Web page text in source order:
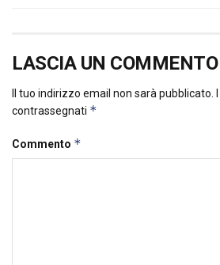
LASCIA UN COMMENTO
Il tuo indirizzo email non sarà pubblicato.
contrassegnati *
Commento *